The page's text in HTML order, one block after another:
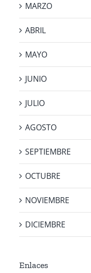
MARZO
ABRIL
MAYO
JUNIO
JULIO
AGOSTO
SEPTIEMBRE
OCTUBRE
NOVIEMBRE
DICIEMBRE
Enlaces